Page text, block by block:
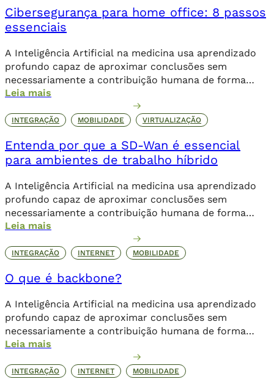
Cibersegurança para home office: 8 passos
essenciais
A Inteligência Artificial na medicina usa aprendizado
profundo capaz de aproximar conclusões sem
necessariamente a contribuição humana de forma
direta.
Leia mais
INTEGRAÇÃO MOBILIDADE VIRTUALIZAÇÃO
Entenda por que a SD-Wan é essencial
para ambientes de trabalho híbrido
A Inteligência Artificial na medicina usa aprendizado
profundo capaz de aproximar conclusões sem
necessariamente a contribuição humana de forma
direta.
Leia mais
INTEGRAÇÃO INTERNET MOBILIDADE
O que é backbone?
A Inteligência Artificial na medicina usa aprendizado
profundo capaz de aproximar conclusões sem
necessariamente a contribuição humana de forma
direta.
Leia mais
INTEGRAÇÃO INTERNET MOBILIDADE